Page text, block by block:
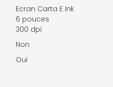
Ecran Carta E Ink
6 pouces
300 dpi
Non
Oui